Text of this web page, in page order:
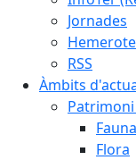
Jornades
RSS
Àmbits
Fauna
Flora